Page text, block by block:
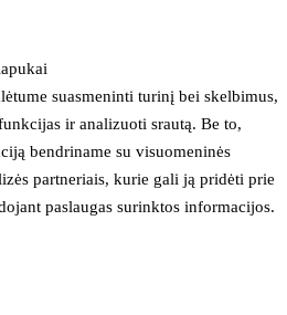
suasmeninti turinį bei skelbimus,
ir analizuoti srautą. Be to,
bendriname su visuomeninės
partneriais, kurie gali ją pridėti prie
paslaugas surinktos informacijos.